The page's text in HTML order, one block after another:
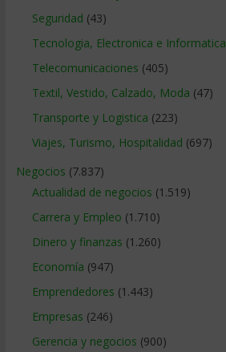
Seguridad (43)
Tecnologia, Electronica e Informatica
Telecomunicaciones (405)
Textil, Vestido, Calzado, Moda (47)
Transporte y Logistica (223)
Viajes, Turismo, Hospitalidad (697)
Negocios (7.837)
Actualidad de negocios (1.519)
Carrera y Empleo (1.710)
Dinero y finanzas (1.260)
Economía (947)
Emprendedores (1.443)
Empresas (246)
Gerencia y negocios (900)